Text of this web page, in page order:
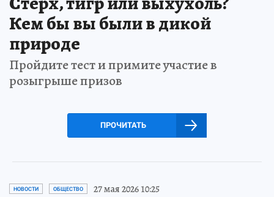
Кем бы вы были в дикой
природе
Пройдите тест и примите участие в
розыгрыше призов
ПРОЧИТАТЬ
НОВОСТИ ОБЩЕСТВО 27 мая 2026 10:25